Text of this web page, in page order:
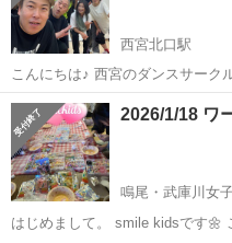
西宮北口駅
こんにちは♪ 西宮のダンスサークルblow
くレッスンするメンバー募集中で
【2月限定、無料イベント開催】 １ 行 事 名 blow ダンス
体...
兵庫 西宮市 西宮北口駅
2026/1/18 ワ
鳴尾・武庫川女
はじめまして。 smile kidsです🌼 この度 鳴門八幡神社さんの 鎮守の